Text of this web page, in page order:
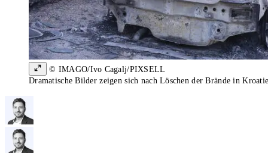
© IMAGO/Ivo Cagalj/PIXSELL
Dramatische Bilder zeigen sich nach Löschen der Brände in